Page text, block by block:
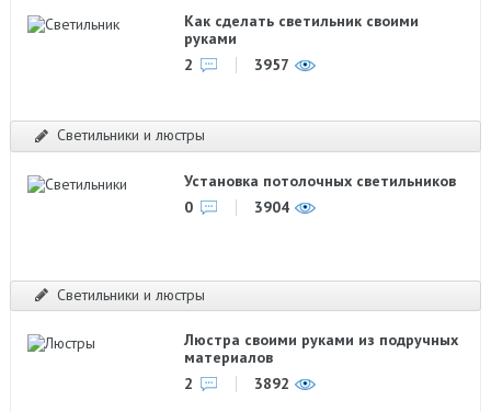
Как сделать светильник своими
руками
2
3957
Светильники и люстры
Установка потолочных светильников
0
3904
Светильники и люстры
Люстра своими руками из подручных
материалов
2
3892